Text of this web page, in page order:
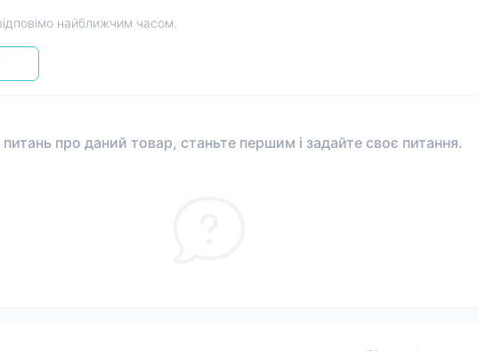
найближчим часом.
про даний товар, станьте першим і задайте своє питання.